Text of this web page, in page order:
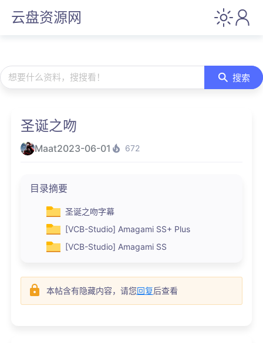
云盘资源网
想要什么资料，搜搜看！ 搜索
圣诞之吻
Maat2023-06-01 672
目录摘要
圣诞之吻字幕
[VCB-Studio] Amagami SS+ Plus
[VCB-Studio] Amagami SS
本帖含有隐藏内容，请您回复后查看